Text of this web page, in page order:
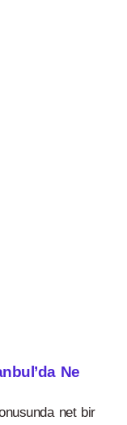
Ne
net bir